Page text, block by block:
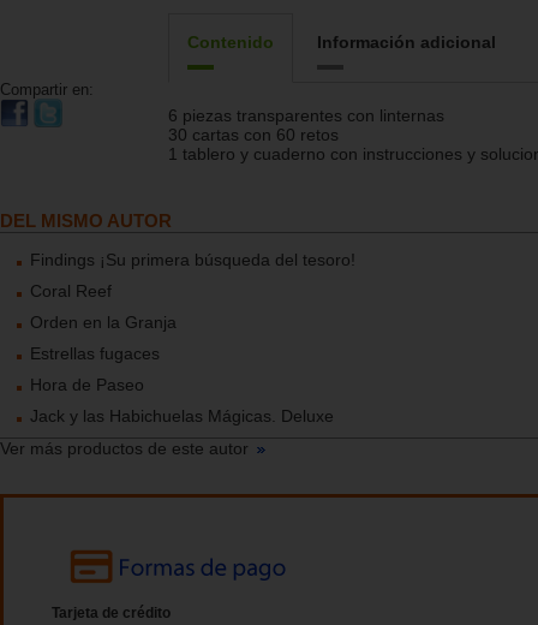
Compartir en:
Contenido Información adicional
6 piezas transparentes con linternas
30 cartas con 60 retos
1 tablero y cuaderno con instrucciones y
DEL MISMO AUTOR
Findings ¡Su primera búsqueda del tesoro!
Coral Reef
Orden en la Granja
Estrellas fugaces
Hora de Paseo
Jack y las Habichuelas Mágicas. Deluxe
Ver más productos de este autor
Tarjeta de crédito